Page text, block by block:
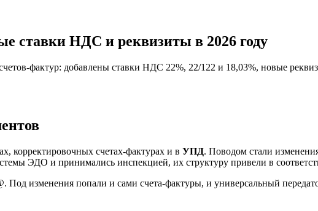
ставки НДС и реквизиты в 2026 году
фактур: добавлены ставки НДС 22%, 22/122 и 18,03%, новые
корректировочных счетах-фактурах и в УПД. Поводом стали
ЭДО и принимались инспекцией, их структуру привели в
изменения попали и сами счета-фактуры, и универсальный